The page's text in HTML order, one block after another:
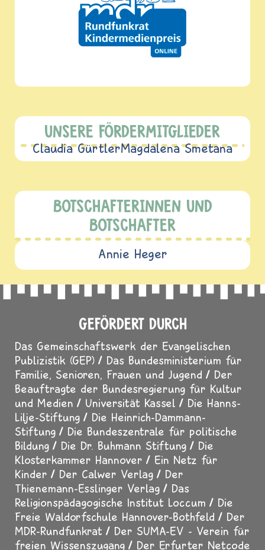
UNSERE FÖRDERMITGLIEDER
Claudia GürtlerMagdalena Smetana
BOTSCHAFTERINNEN UND
BOTSCHAFTER
Annie Heger
GEFÖRDERT DURCH
Das Gemeinschaftswerk der Evangelischen
Publizistik (GEP)
Das Bundesministerium für
Familie, Senioren, Frauen und Jugend
Der
Beauftragte der Bundesregierung für Kultur
und Medien
Universität Kassel
Die Hanns-
Lilje-Stiftung
Die Heinrich-Dammann-
Stiftung
Die Bundeszentrale für politische
Bildung
Die Dr. Buhmann Stiftung
Die
Klosterkammer Hannover
Ein Netz für
Kinder
Der Calwer Verlag
Der
Thienemann-Esslinger Verlag
Das
Religionspädagogische Institut Loccum
Die
Freie Waldorfschule Hannover-Bothfeld
Der
MDR-Rundfunkrat
Der SUMA-EV - Verein für
freien Wissenszugang
Der Erfurter Netcode